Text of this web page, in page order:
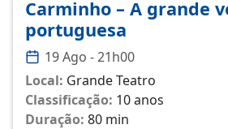
Carminho – A grande
portuguesa
19 Ago - 21h00
Local: Grande Teatro
Classificação: 10 anos
Duração: 80 min